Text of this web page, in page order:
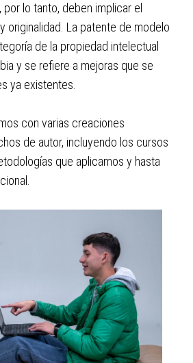
lo tanto, deben implicar el
originalidad. La patente de modelo
de la propiedad intelectual
y se refiere a mejoras que se
ya existentes.
con varias creaciones
de autor, incluyendo los cursos
que aplicamos y hasta